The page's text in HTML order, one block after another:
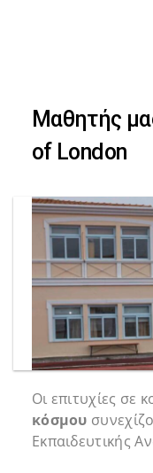
navigation
content
Μαθητής
of London
Οι επιτυχίες σε
κόσμου
Εκπαιδευτικής